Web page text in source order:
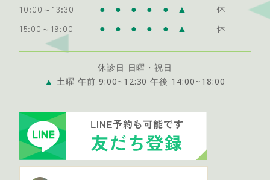
10:00～13:30
● ● ● ● ● ▲
休
15:00～19:00
● ● ● ● ● ▲ 休
休診日 日曜・祝日
▲ 土曜 午前 9:00~12:30 午後 14:00~18:00